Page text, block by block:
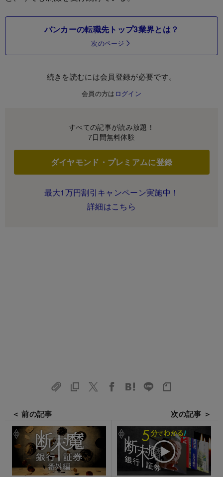
バンカーの転職先トップ3業界とは？
次のページ
続きを読むには会員登録が必要です。
会員の方は ログイン
すべての記事が読み放題！
7日間無料体験
ダイヤモンド・プレミアムに登録
最大1万円割引キャンペーン実施中！
詳細はこちら
＜ 前の記事 次の記事 ＞